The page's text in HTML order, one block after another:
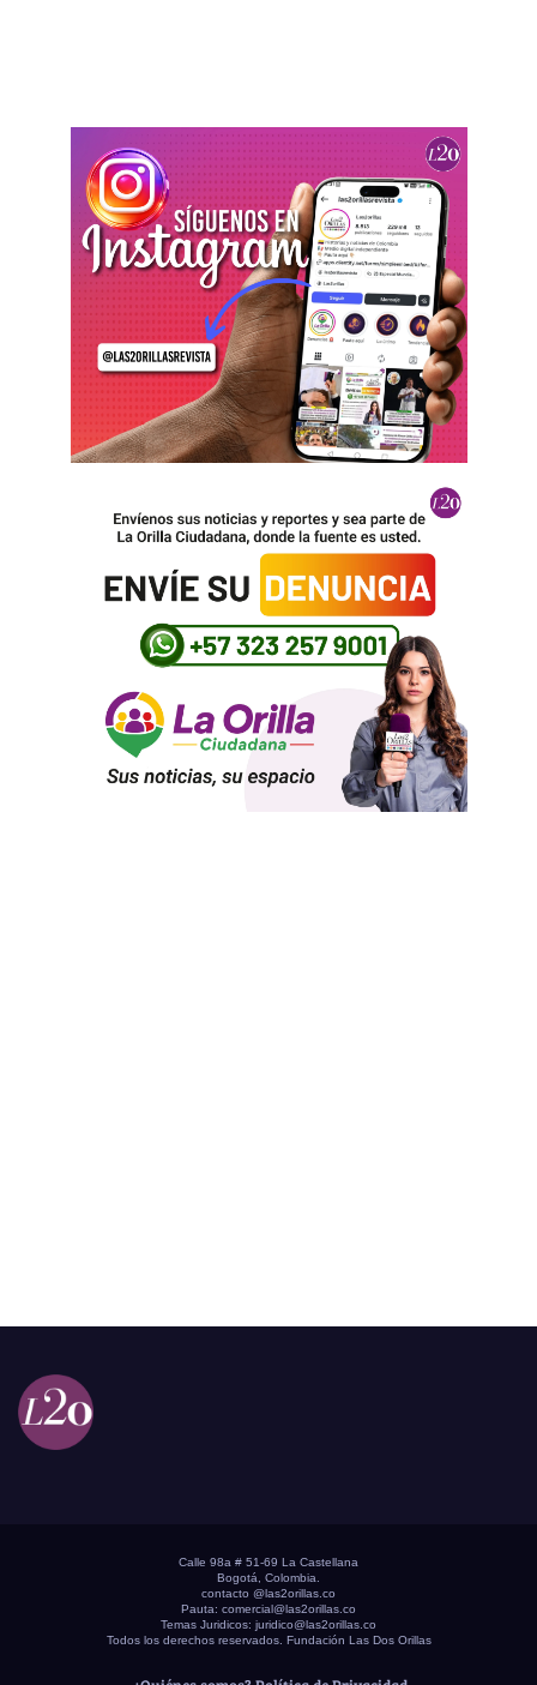
Calle 98a # 51-69 La Castellana
Bogotá, Colombia.
contacto @las2orillas.co
Pauta: comercial@las2orillas.co
Temas Juridicos: juridico@las2orillas.co
Todos los derechos reservados. Fundación Las Dos Orillas